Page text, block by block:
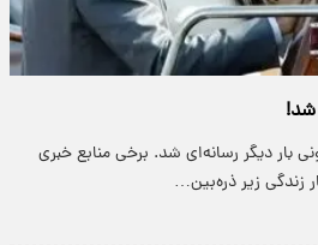
شد!
بار دیگر رسانه‌ای شد. برخی منابع خبری
زندگی زیر ذره‌بین…